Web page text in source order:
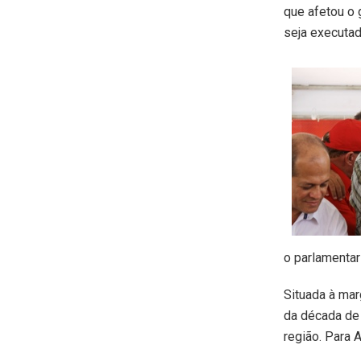
que afetou o
seja
o
Situada à
da década
região. Para